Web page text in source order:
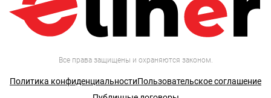
Все права защищены и охраняются законом.
Политика конфиденциальностиПользовательское соглашение